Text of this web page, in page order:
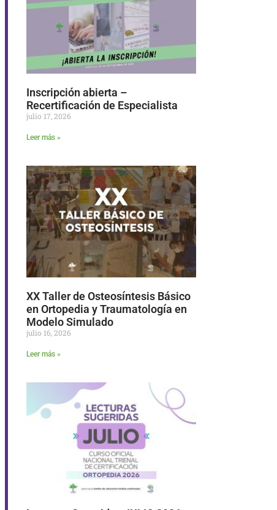
Inscripción abierta –
Recertificación de Especialista
julio 17, 2026
Leer más »
XX Taller de Osteosíntesis Básico
en Ortopedia y Traumatología en
Modelo Simulado
julio 16, 2026
Leer más »